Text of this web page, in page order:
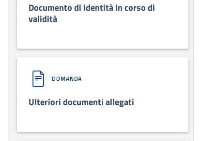
Documento di identità in corso di
validità
DOMANDA
Ulteriori documenti allegati